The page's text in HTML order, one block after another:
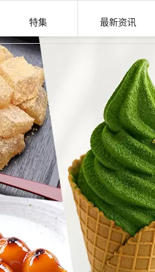
特集 最新资讯